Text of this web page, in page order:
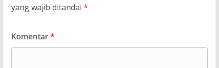
yang wajib ditandai *
Komentar*